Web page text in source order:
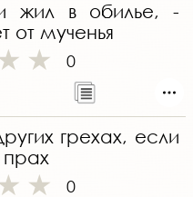
жил в обилье, -
от мученья
0
грехах, если
прах
0